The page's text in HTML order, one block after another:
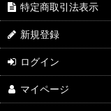
特定商取引法表示
新規登録
ログイン
マイページ